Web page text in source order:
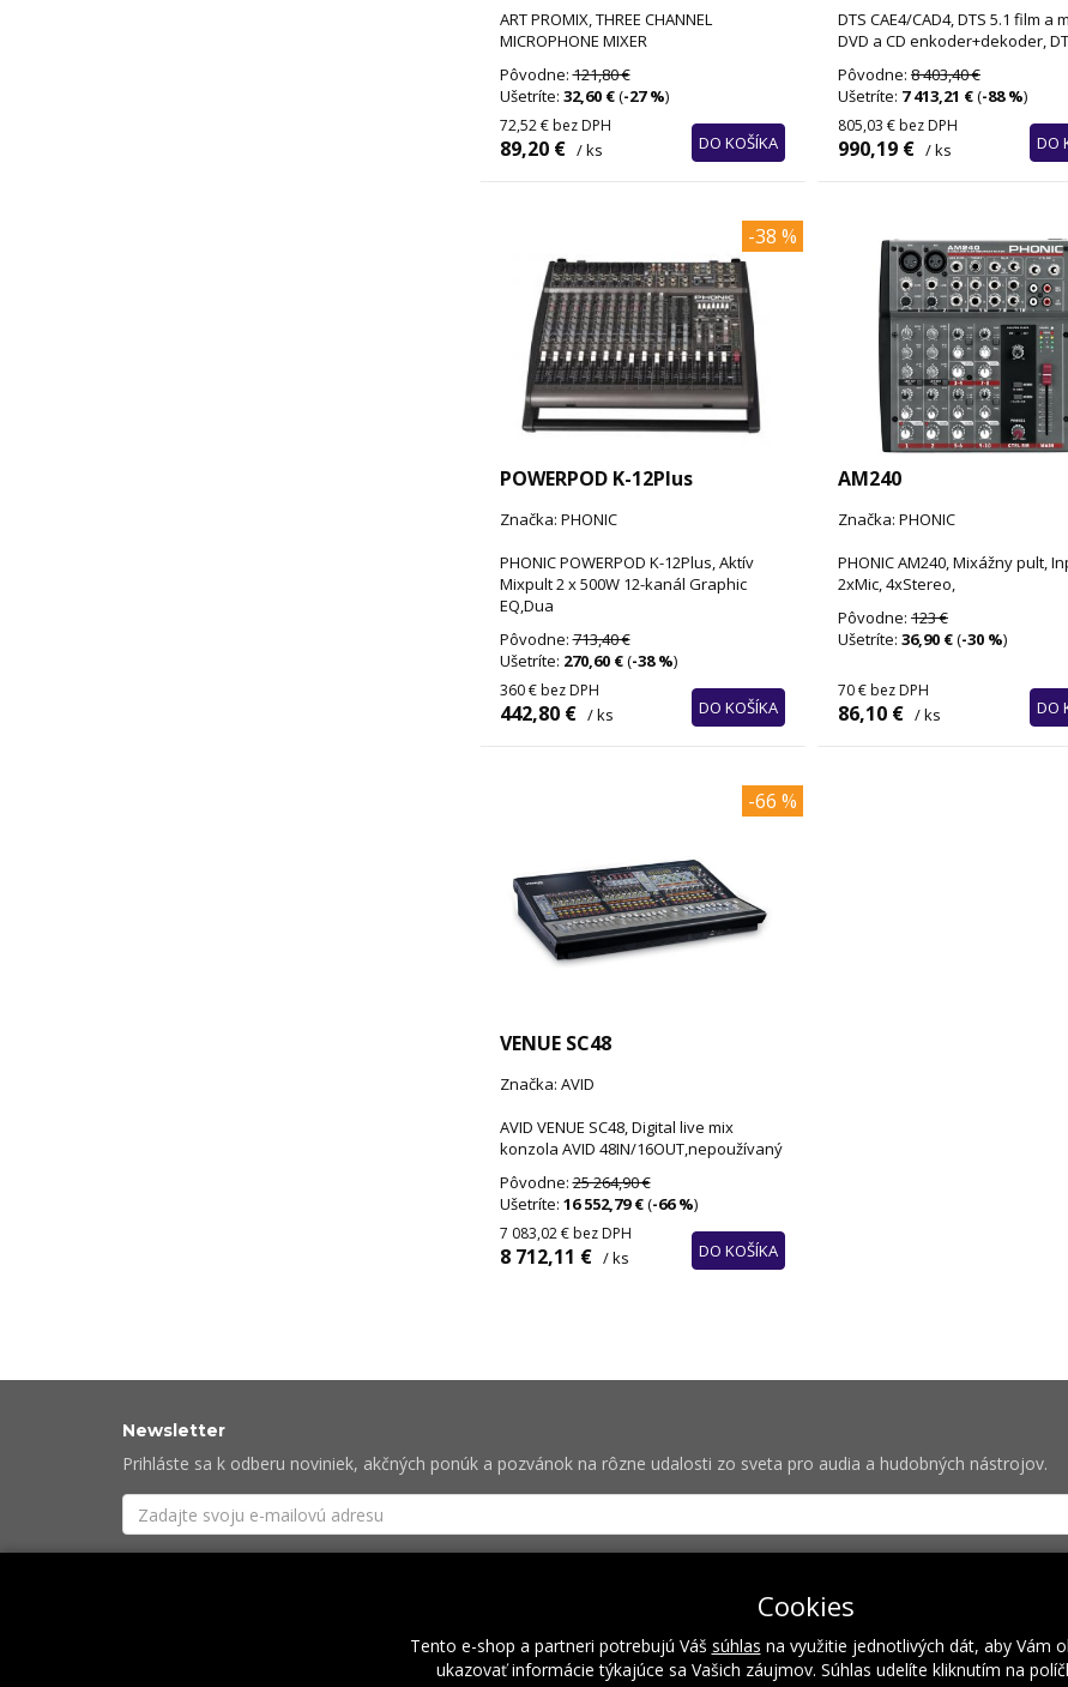
ART PROMIX, THREE CHANNEL
MICROPHONE MIXER
Pôvodne:121,80 €
Ušetríte: 32,60 €(-27 %)
72,52 € bez DPH
89,20 € / ks DO KOŠÍKA
DTS CAE4/CAD4, DTS 5.1 film a
DVD a CD enkoder+dekoder,
Pôvodne: 8 403,40 €
Ušetríte: 7 413,21 €(-88 %)
805,03 € bez DPH
990,19 € / ks DO
-38 %
POWERPOD K-12Plus
Značka: PHONIC
PHONIC POWERPOD K-12Plus, Aktív
Mixpult 2 x 500W 12-kanál Graphic
EQ,Dua
Pôvodne:713,40 €
Ušetríte: 270,60 €(-38 %)
360 € bez DPH
442,80 € / ks DO KOŠÍKA
AM240
Značka: PHONIC
PHONIC AM240, Mixážny pult,
2xMic, 4xStereo,
Pôvodne: 123 €
Ušetríte: 36,90 €(-30 %)
70 € bez DPH
86,10 € / ks DO
-66 %
VENUE SC48
Značka: AVID
AVID VENUE SC48, Digital live mix
konzola AVID 48IN/16OUT,nepoužívaný
Pôvodne:25 264,90 €
Ušetríte: 16 552,79 €(-66 %)
7 083,02 € bez DPH
8 712,11 € / ks DO KOŠÍKA
Newsletter
Prihláste sa k odberu noviniek, akčných ponúk a pozvánok na rôzne udalosti zo sveta pro audia a hudobných nástrojov.
O nás Naše hodnoty Inštalácie Referencie Kalendár podujatí
Cookies
Tento e-shop a partneri potrebujú Váš súhlas na využitie jednotlivých dát, aby Vám
ukazovať informácie týkajúce sa Vašich záujmov. Súhlas udelíte kliknutím na